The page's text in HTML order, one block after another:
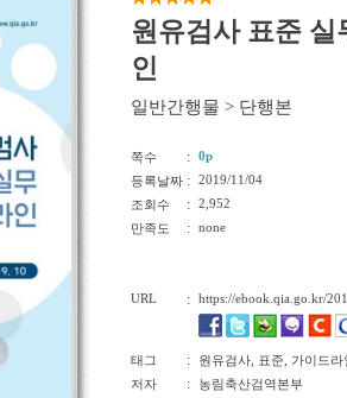
원유검사 표준
인
일반간행물 > 단행본
쪽수 :
0p
등록날짜 :
2019/11/04
조회수
:
2,952
만족도
: none
URL : https://ebook.qia.go.kr/
태그 :
원유검사, 표준, 가이드
저자
: 농림축산검역본부